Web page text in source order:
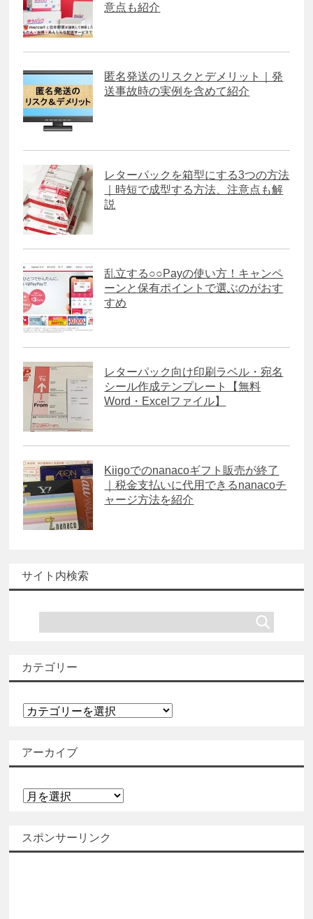
意点も紹介
匿名発送のリスクとデメリット｜発
送事故時の実例を含めて紹介
レターパックを箱型にする3つの方法
｜時短で成型する方法、注意点も解
説
乱立する○○Payの使い方！キャンペ
ーンと保有ポイントで選ぶのがおす
すめ
レターパック向け印刷ラベル・宛名
シール作成テンプレート【無料
Word・Excelファイル】
Kiigoでのnanacoギフト販売が終了
｜税金支払いに代用できるnanacoチ
ャージ方法を紹介
サイト内検索
カテゴリー
カ
リ
ー
アーカイブ
ア
イ
ブ
スポンサーリンク